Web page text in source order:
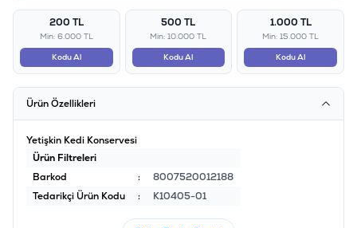
200 TL
Min: 6.000 TL
Kodu Al
500 TL
Min: 10.000 TL
Kodu Al
1.000 TL
Min: 15.000 TL
Kodu Al
Ürün Özellikleri
Yetişkin Kedi Konservesi
Ürün Filtreleri
Barkod
:
8007520012188
Tedarikçi Ürün Kodu
: K10405-01